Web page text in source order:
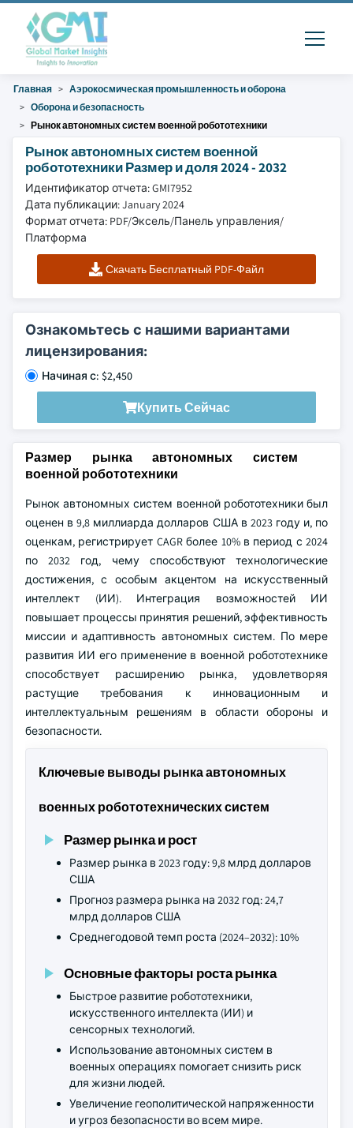
Главная
Аэрокосмическая промышленность и оборона
Оборона и безопасность
Рынок автономных систем военной робототехники
Рынок автономных систем военной
робототехники Размер и доля 2024 - 2032
Идентификатор отчета: GMI7952
Дата публикации: January 2024
Формат отчета: PDF/Эксель/Панель управления/
Платформа
Скачать Бесплатный PDF-Файл
Ознакомьтесь с нашими вариантами
лицензирования:
Начиная с: $2,450
Купить Сейчас
Размер рынка автономных систем
военной робототехники
Рынок автономных систем военной робототехники был
оценен в 9,8 миллиарда долларов США в 2023 году и, по
оценкам, регистрирует CAGR более 10% в период с 2024
по 2032 год, чему способствуют технологические
достижения, с особым акцентом на искусственный
интеллект (ИИ). Интеграция возможностей ИИ
повышает процессы принятия решений, эффективность
миссии и адаптивность автономных систем. По мере
развития ИИ его применение в военной робототехнике
способствует расширению рынка, удовлетворяя
растущие требования к инновационным и
интеллектуальным решениям в области обороны и
безопасности.
Ключевые выводы рынка автономных
военных робототехнических систем
Размер рынка и рост
Размер рынка в 2023 году: 9,8 млрд долларов
США
Прогноз размера рынка на 2032 год: 24,7
млрд долларов США
Среднегодовой темп роста (2024–2032): 10%
Основные факторы роста рынка
Быстрое развитие робототехники,
искусственного интеллекта (ИИ) и
сенсорных технологий.
Использование автономных систем в
военных операциях помогает снизить риск
для жизни людей.
Увеличение геополитической напряженности
и угроз безопасности во всем мире.